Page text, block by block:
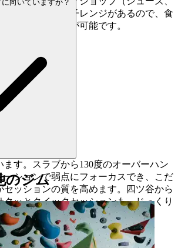
備。ポットと電子レンジがあるので、食
のトレーニングが可能です。
向いていますか？
ます。スラブから130度のオーバーハン
ーションで弱点にフォーカスでき、こだ
セッションの質を高めます。四ツ谷から
ッとクイックセッションも、じっくり
グも可能です。
のジム